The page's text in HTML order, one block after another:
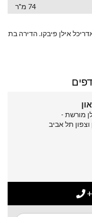
74 מ"ר
אילן פיבקו. הדירה בת
מורשת -
וצפון תל אביב